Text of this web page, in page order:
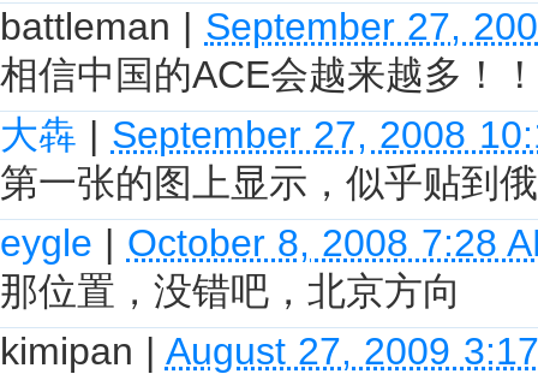
battleman | September 27,
相信中国的ACE会越来越多！！
大犇 | September 27, 2008
第一张的图上显示，似乎贴到
eygle | October 8, 2008 7:28
那位置，没错吧，北京方向
kimipan | August 27, 2009